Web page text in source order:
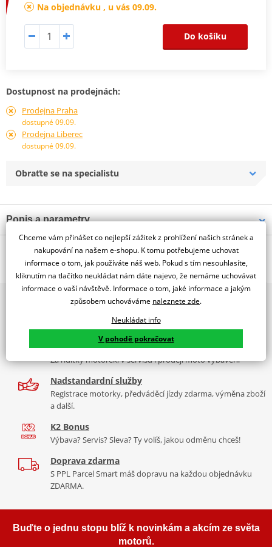
Na objednávku , u vás 09.09.
Do košíku
Dostupnost na prodejnách:
Prodejna Praha
dostupné 09.09.
Prodejna Liberec
dostupné 09.09.
Obraťte se na specialistu
Popis a parametry
Jsme autorizovaný
dealer značky PUIG
WINDSHIELD MOD.TRAFFIC VESPA S 08'-11'C/SMOKE
Tabulka velikostí
Co když mi to nebude
PDF Mounting tips
O výrobci
PUIG byl založen v roce 1964 ve Španělsku. Vyrábí se ve městě
Granollers poblíž Barcelony na ploše 8 000 m² v objektu, který se
dělí na 3 části: komerční, odlitkovou a kovových součástek. Již 40
let se účastní nejslavnějších závodů motocyklů po celém světě. V
naší nabídce naleznete doplňky a příslušenství například: plexi,
padací protektory a mnoho dalšího.
Zobrazit všechny produktyznačky PUIG
2x multibrand showroom
díly, to vše v Praze a Liberci
Více než 30 let zkušeností
Za řídítky motorek, v servisu i prodeji moto vybavení
Nadstandardní služby
Registrace motorky, předváděcí jízdy zdarma, výměna zboží
a další.
K2 Bonus
Výbava? Servis? Sleva? Ty volíš, jakou odměnu chceš!
Doprava zdarma
S PPL Parcel Smart máš dopravu na každou objednávku
ZDARMA.
Buďte o jednu stopu blíž k novinkám a akcím ze světa
motorů.
Chceme vám přinášet co nejlepší zážitek z prohlížení našich stránek a
nakupování na našem e-shopu. K tomu potřebujeme uchovat
informace o tom, jak používáte náš web. Pokud s tím nesouhlasíte,
kliknutím na tlačítko neukládat nám dáte najevo, že nemáme uchovávat
informace o vaší návštěvě. Informace o tom, jaké informace a jakým
způsobem uchováváme naleznete zde.
Neukládat info
V pohodě pokračovat